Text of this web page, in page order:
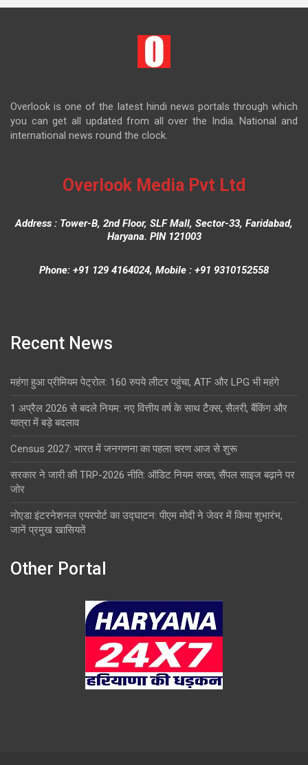
Overlook is one of the latest hindi news portals through which
you can get all updated from all over the India. National and
international news round the clock.
Overlook Media Pvt Ltd
Address : Tower-B, 2nd Floor, SLF Mall, Sector-33, Faridabad,
Haryana. PIN 121003
Phone: +91 129 4164024, Mobile : +91 9310152558
Recent News
महंगा हुआ प्रीमियम पेट्रोल: 160 रुपये लीटर पहुंचा, ATF और LPG भी महंगे
1 अप्रैल 2026 से बदले नियम: नए वित्तीय वर्ष के साथ टैक्स, सैलरी, बैंकिंग और
यात्रा में बड़े बदलाव
Census 2027: भारत में जनगणना का पहला चरण आज से शुरू
सरकार ने जारी की TRP-2026 नीति: ऑडिट नियम सख्त, सैंपल साइज बढ़ाने पर
जोर
नोएडा इंटरनेशनल एयरपोर्ट का उद्घाटन: पीएम मोदी ने जेवर में किया शुभारंभ,
जानें प्रमुख खासियतें
Other Portal